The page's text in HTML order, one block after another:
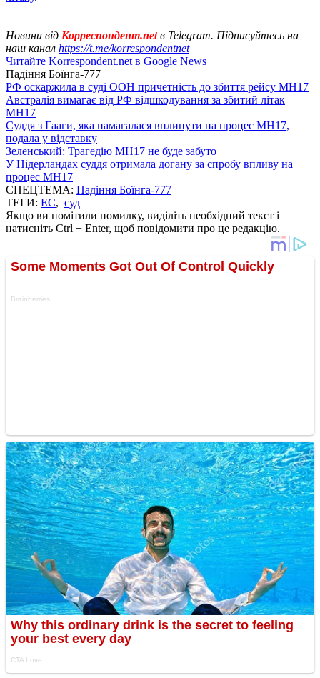
Новини від Корреспондент.netв Telegram. Підписуйтесь на
наш канал https://t.me/korrespondentnet
Читайте Korrespondent.net в Google News
Падіння Боїнга-777
РФ оскаржила в суді ООН причетність до збиття рейсу MH17
Австралія вимагає від РФ відшкодування за збитий літак
MH17
Суддя з Гааги, яка намагалася вплинути на процес МН17,
подала у відставку
Зеленський: Трагедію MH17 не буде забуто
У Нідерландах суддя отримала догану за спробу впливу на
процес MH17
СПЕЦТЕМА: Падіння Боїнга-777
ТЕГИ: ЕС, суд
Якщо ви помітили помилку, виділіть необхідний текст і
натисніть Ctrl + Enter, щоб повідомити про це редакцію.